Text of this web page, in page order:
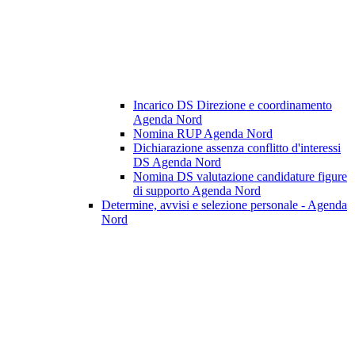
Incarico DS Direzione e coordinamento
Agenda Nord
Nomina RUP Agenda Nord
Dichiarazione assenza conflitto d'interessi
DS Agenda Nord
Nomina DS valutazione candidature figure
di supporto Agenda Nord
Determine, avvisi e selezione personale - Agenda
Nord